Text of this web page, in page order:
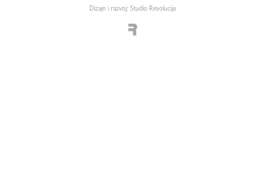
Dizajn i razvoj: Studio Revolucija